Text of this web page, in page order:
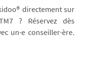
directement sur
? Réservez dès
un·e conseiller·ère.